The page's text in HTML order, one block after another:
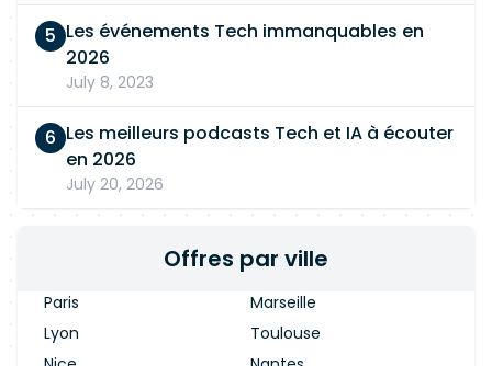
Les événements Tech immanquables en
2026
July 8, 2023
Les meilleurs podcasts Tech et IA à écouter
en 2026
July 20, 2026
Offres par ville
Paris
Marseille
Lyon
Toulouse